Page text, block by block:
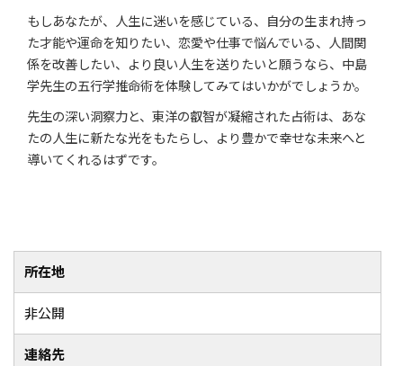
もしあなたが、人生に迷いを感じている、自分の生まれ持っ
た才能や運命を知りたい、恋愛や仕事で悩んでいる、人間関
係を改善したい、より良い人生を送りたいと願うなら、中島
学先生の五行学推命術を体験してみてはいかがでしょうか。
先生の深い洞察力と、東洋の叡智が凝縮された占術は、あな
たの人生に新たな光をもたらし、より豊かで幸せな未来へと
導いてくれるはずです。
所在地
非公開
連絡先